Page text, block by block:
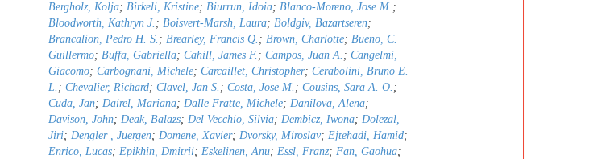
Bergholz, Kolja; Birkeli, Kristine; Biurrun, Idoia; Blanco-Moreno, Jose M. ;
Bloodworth, Kathryn J. ; Boisvert-Marsh, Laura; Boldgiv, Bazartseren;
Brancalion, Pedro H. S. ; Brearley, Francis Q. ; Brown, Charlotte; Bueno, C.
Guillermo; Buffa, Gabriella; Cahill, James F. ; Campos, Juan A. ; Cangelmi,
Giacomo; Carbognani, Michele; Carcaillet, Christopher; Cerabolini, Bruno E.
L. ; Chevalier, Richard; Clavel, Jan S. ; Costa, Jose M. ; Cousins, Sara A. O. ;
Cuda, Jan; Dairel, Mariana; Dalle Fratte, Michele; Danilova, Alena;
Davison, John; Deak, Balazs; Del Vecchio, Silvia; Dembicz, Iwona; Dolezal,
Jiri; Dengler , Juergen; Domene, Xavier; Dvorsky, Miroslav; Ejtehadi, Hamid;
Enrico, Lucas; Epikhin, Dmitrii; Eskelinen, Anu; Essl, Franz; Fan, Gaohua;